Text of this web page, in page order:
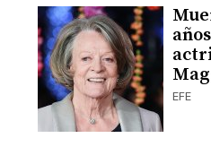
EFE